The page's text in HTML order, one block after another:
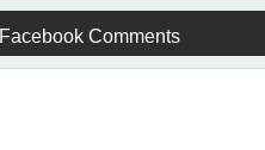
Facebook Comments